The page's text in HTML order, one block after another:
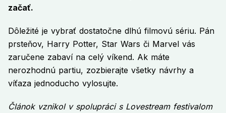
začať.
Dôležité je vybrať dostatočne dlhú filmovú sériu. Pán
prsteňov, Harry Potter, Star Wars či Marvel vás
zaručene zabaví na celý víkend. Ak máte
nerozhodnú partiu, zozbierajte všetky návrhy a
víťaza jednoducho vylosujte.
Článok vznikol v spolupráci s Lovestream festivalom